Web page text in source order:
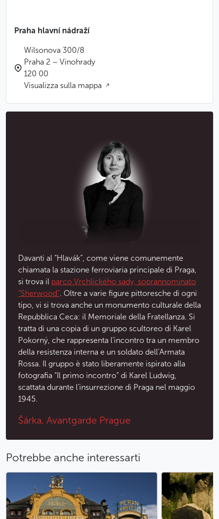
Praha hlavní nádraží
Wilsonova 300/8
Praha 2 – Vinohrady
120 00
Visualizza sulla mappa
Davanti al “Hlavák”, come viene comunemente
chiamata la stazione ferroviaria principale di Praga,
si trova il parco Vrchlického sady, soprannominato
“Sherwood”. Oltre a varie figure pittoresche di ogni
tipo, vi si trova anche un monumento culturale della
Repubblica Ceca: il Memoriale della Fratellanza. Si
tratta di una copia di un gruppo scultoreo di Karel
Pokorný, che rappresenta l’incontro tra un membro
della resistenza interna e un soldato dell’Armata
Rossa. Il gruppo è stato liberamente ispirato alla
fotografia “Il primo incontro” di Karel Ludwig,
scattata durante l’insurrezione di Praga nel maggio
1945.
Šárka, Avantgarde Prague
Potrebbe anche interessarti